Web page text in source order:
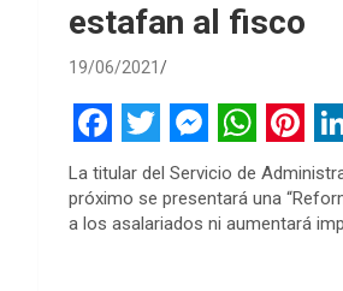
estafan al fisco
19/06/2021
F
a
c
T
w
i
M
e
s
W
h
a
P
i
n
L
i
n
La titular del Servicio de
próximo se presentará una
a los asalariados ni aumentará